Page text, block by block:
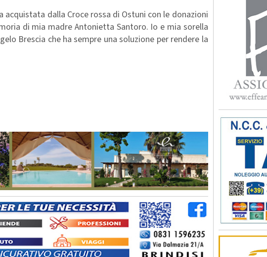
dalla Croce rossa di Ostuni con le donazioni
di mia madre Antonietta Santoro. Io e mia sorella
Brescia che ha sempre una soluzione per rendere la